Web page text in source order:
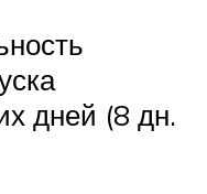
дней (8 дн.